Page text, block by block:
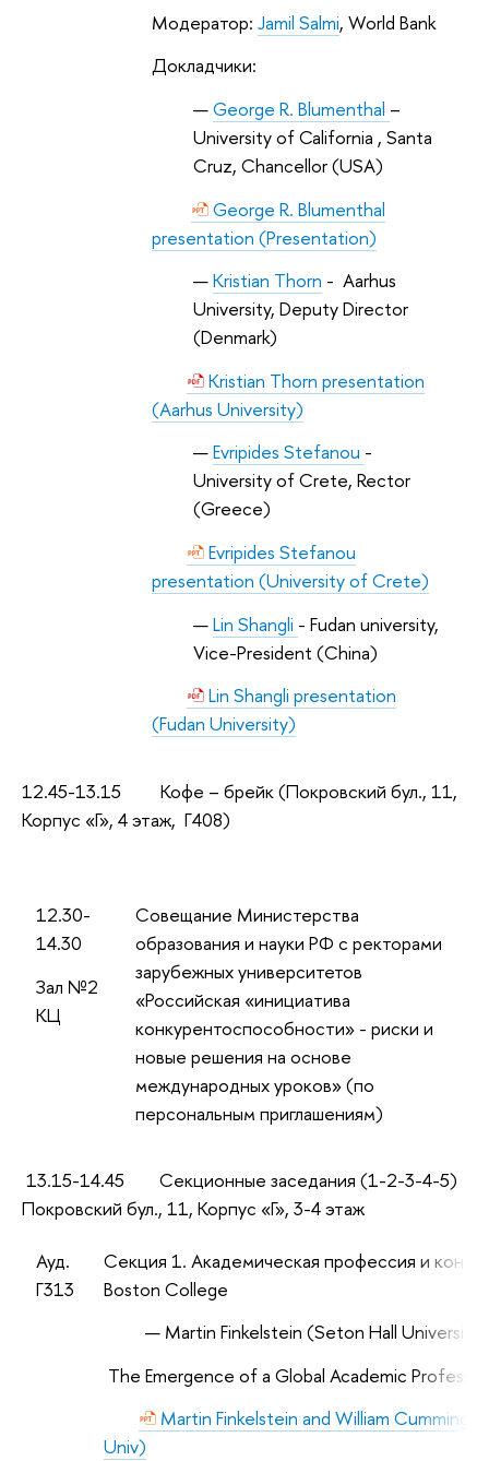
Модератор: Jamil Salmi, World Bank
Докладчики:
George R. Blumenthal –
University of California , Santa
Cruz, Chancellor (USA)
George R. Blumenthal
presentation (Presentation)
Kristian Thorn - Aarhus
University, Deputy Director
(Denmark)
Kristian Thorn presentation
(Aarhus University)
Evripides Stefanou -
University of Crete, Rector
(Greece)
Evripides Stefanou
presentation (University of Crete)
Lin Shangli - Fudan university,
Vice-President (China)
Lin Shangli presentation
(Fudan University)
12.45-13.15 Кофе – брейк (Покровский бул., 11,
Корпус «Г», 4 этаж, Г408)
12.30-
14.30
Зал №2
КЦ
Совещание Министерства
образования и науки РФ с ректорами
зарубежных университетов
«Российская «инициатива
конкурентоспособности» - риски и
новые решения на основе
международных уроков» (по
персональным приглашениям)
13.15-14.45 Секционные заседания (1-2-3-4-5)
Покровский бул., 11, Корпус «Г», 3-4 этаж
Ауд.
Г313
Секция 1. Академическая профессия и
Boston College
Martin Finkelstein (Seton Hall University)
The Emergence of a Global Academic
Martin Finkelstein and William
Univ)